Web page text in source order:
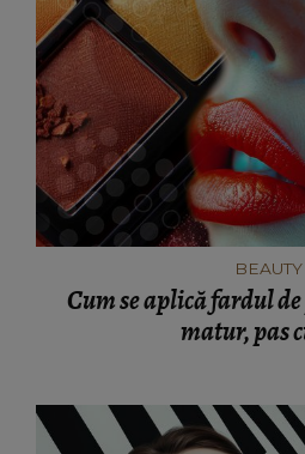
BEAUTY
Cum se aplică fardul
matur, pas